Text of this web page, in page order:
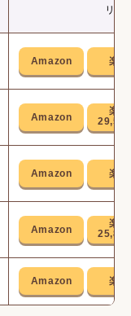
リン